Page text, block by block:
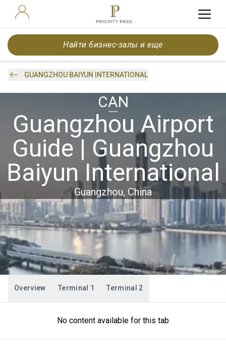
Найти бизнес-залы и еще
GUANGZHOU BAIYUN INTERNATIONAL
CAN
Guangzhou Airport
Guide | Guangzhou
Baiyun International
Guangzhou, China
Overview Terminal 1 Terminal 2
No content available for this tab